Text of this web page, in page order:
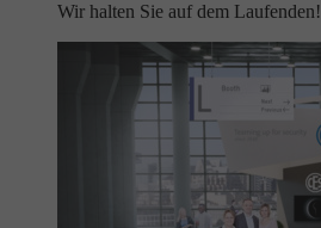
Wir halten Sie auf dem Laufenden!